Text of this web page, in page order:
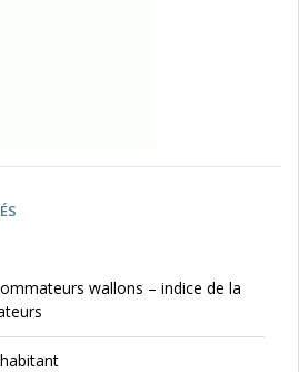
wallons – indice de la